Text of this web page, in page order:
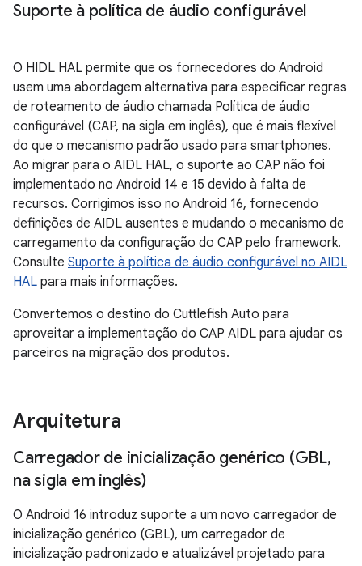
Suporte à política de áudio configurável
O HIDL HAL permite que os fornecedores do Android
usem uma abordagem alternativa para especificar regras
de roteamento de áudio chamada Política de áudio
configurável (CAP, na sigla em inglês), que é mais flexível
do que o mecanismo padrão usado para smartphones.
Ao migrar para o AIDL HAL, o suporte ao CAP não foi
implementado no Android 14 e 15 devido à falta de
recursos. Corrigimos isso no Android 16, fornecendo
definições de AIDL ausentes e mudando o mecanismo de
carregamento da configuração do CAP pelo framework.
Consulte Suporte à política de áudio configurável no AIDL
HAL para mais informações.
Convertemos o destino do Cuttlefish Auto para
aproveitar a implementação do CAP AIDL para ajudar os
parceiros na migração dos produtos.
Arquitetura
Carregador de inicialização genérico (GBL,
na sigla em inglês)
O Android 16 introduz suporte a um novo carregador de
inicialização genérico (GBL), um carregador de
inicialização padronizado e atualizável projetado para